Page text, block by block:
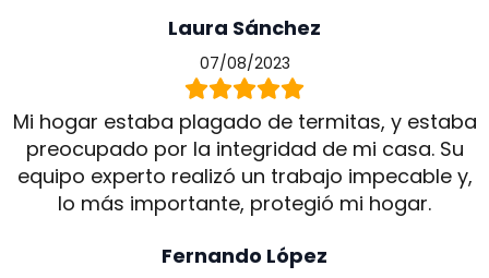
Laura Sánchez
07/08/2023
Mi hogar estaba plagado de termitas, y estaba
preocupado por la integridad de mi casa. Su
equipo experto realizó un trabajo impecable y,
lo más importante, protegió mi hogar.
Fernando López